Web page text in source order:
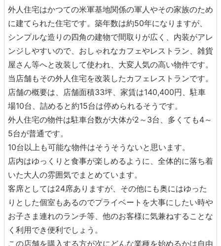
外人住宅はかつての米軍基地関係の軍人やその家族のため
に建てられた住宅です。築年数は約50年になりますが、
シンプルな造りの四角の建物で間取りが広く、内装がアレ
ンジしやすいので、おしゃれなカフェやレストラン、雑貨
屋さん等へと改装して使われ、大変人気の高い物件です。
当店舗もその外人住宅を改装したカフェレストランです。
店舗の概要は、店舗面積33坪、家賃は140,400円、駐車
場10台、詰めると約15台は停められるそうです。
外人住宅の物件は駐車台数が大体が2～3台、多くても4～
5台が普通です。
10台以上も可能な物件はそうそうないと思います。
店内はゆっくりと食事が楽しめるように、全体的に落ち着
いた大人の雰囲気でまとめています。
客席としては24席ありますが、その他にも奥にはゆった
りとした個室もあるのでプライベートを大事にしたい時や
お子さま連れのランチ等、他のお客様に気兼ねすることな
く利用でき便利でしょう。
この店舗を購入する方が次にどんな業種を始めるかは自由